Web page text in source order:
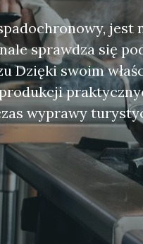
jest
sprawdza się
Dzięki swoim
wyprawy